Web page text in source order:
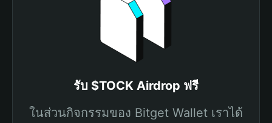
รับ $TOCK Airdrop ฟรี
ในส่วนกิจกรรมของ Bitget Wallet เราได้